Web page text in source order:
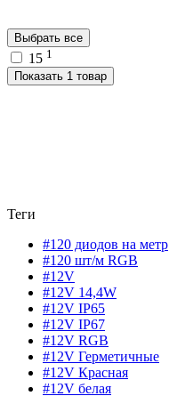
Выбрать все
15 1
Показать 1 товар
Теги
#120 диодов на метр
#120 шт/м RGB
#12V
#12V 14,4W
#12V IP65
#12V IP67
#12V RGB
#12V Герметичные
#12V Красная
#12V белая